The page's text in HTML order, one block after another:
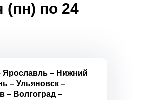
(пн) по 24
Ярославль – Нижний
–Ульяновск –
– Волгоград –